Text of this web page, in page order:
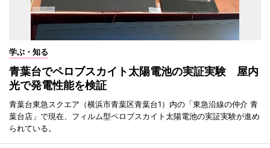
学ぶ・知る
青葉台でペロブスカイト太陽電池の実証実験 屋内
光で発電性能を検証
青葉台東急スクエア（横浜市青葉区青葉台1）内の「東急沿線の仲介 青
葉台店」で現在、フィルム型ペロブスカイト太陽電池の実証実験が進め
られている。